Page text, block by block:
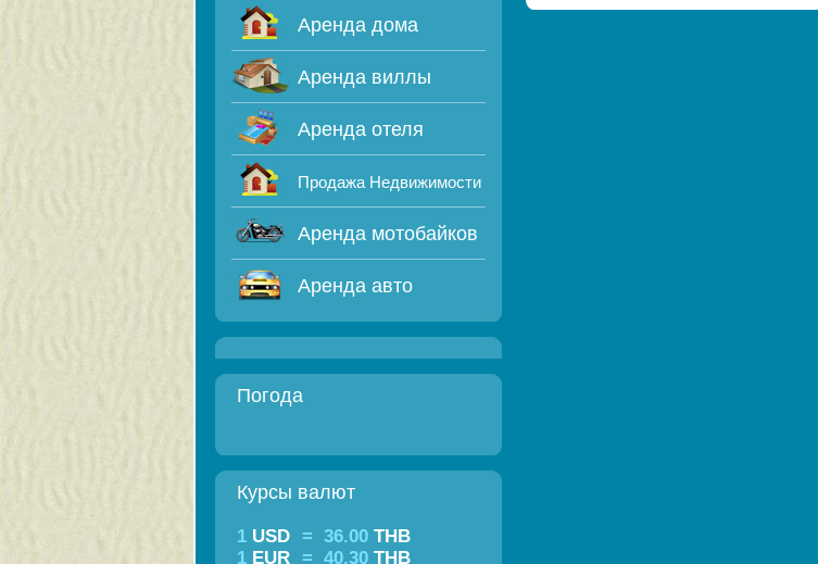
Аренда дома
Аренда виллы
Аренда отеля
Продажа Недвижимости
Аренда мотобайков
Аренда авто
Погода
Курсы валют
1 USD = 36.00 THB
1 EUR = 40.30 THB